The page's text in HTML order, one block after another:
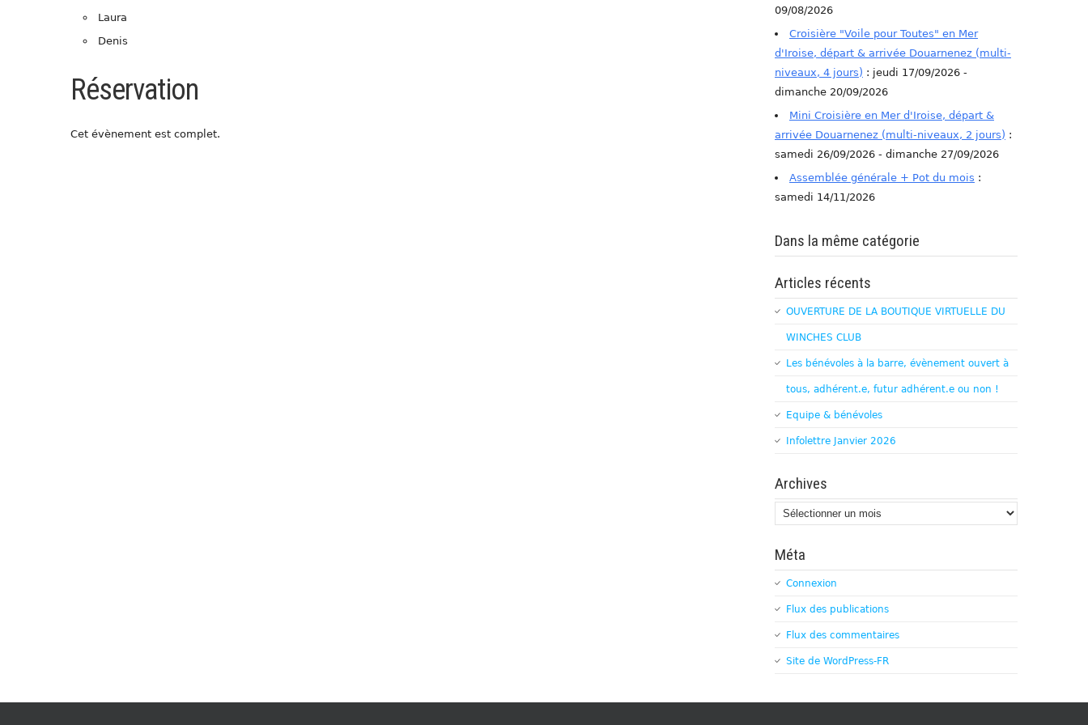
Laura
Denis
Réservation
Cet évènement est complet.
09/08/2026
Croisière "Voile pour Toutes" en Mer
d'Iroise, départ & arrivée Douarnenez (multi-
niveaux, 4 jours) : jeudi 17/09/2026 -
dimanche 20/09/2026
Mini Croisière en Mer d'Iroise, départ &
arrivée Douarnenez (multi-niveaux, 2 jours) :
samedi 26/09/2026 - dimanche 27/09/2026
Assemblée générale + Pot du mois :
samedi 14/11/2026
Dans la même catégorie
Articles récents
OUVERTURE DE LA BOUTIQUE VIRTUELLE DU
WINCHES CLUB
Les bénévoles à la barre, évènement ouvert à
tous, adhérent.e, futur adhérent.e ou non !
Equipe & bénévoles
Infolettre Janvier 2026
Archives
Archives
Méta
Connexion
Flux des publications
Flux des commentaires
Site de WordPress-FR